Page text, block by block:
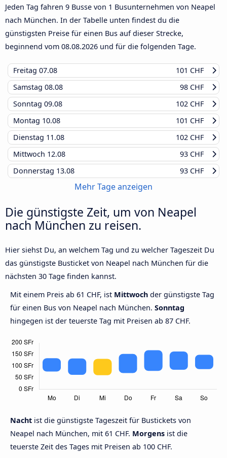
Jeden Tag fahren 9 Busse von 1 Busunternehmen von Neapel
nach München. In der Tabelle unten findest du die
günstigsten Preise für einen Bus auf dieser Strecke,
beginnend vom 08.08.2026 und für die folgenden Tage.
Freitag 07.08
101 CHF
Samstag 08.08
98 CHF
Sonntag 09.08
102 CHF
Montag 10.08
101 CHF
Dienstag 11.08
102 CHF
Mittwoch 12.08
93 CHF
Donnerstag 13.08 93 CHF
Mehr Tage anzeigen
Die günstigste Zeit, um von Neapel
nach München zu reisen.
Hier siehst Du, an welchem Tag und zu welcher Tageszeit Du
das günstigste Busticket von Neapel nach München für die
nächsten 30 Tage finden kannst.
Mit einem Preis ab 61 CHF, ist Mittwoch der günstigste Tag
für einen Bus von Neapel nach München. Sonntag
hingegen ist der teuerste Tag mit Preisen ab 87 CHF.
Nacht ist die günstigste Tageszeit für Bustickets von
Neapel nach München, mit 61 CHF. Morgens ist die
teuerste Zeit des Tages mit Preisen ab 100 CHF.